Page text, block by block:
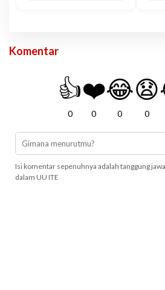
Komentar
👍
0
❤️
0
😂
0
😧
0
Isi komentar sepenuhnya adalah tanggung
dalam UU ITE